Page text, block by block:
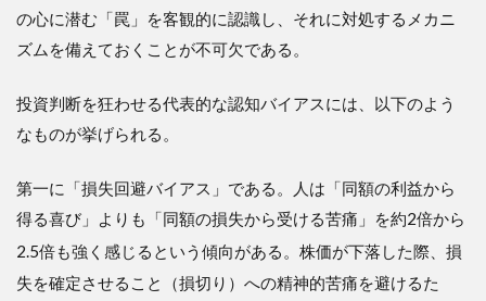
の心に潜む「罠」を客観的に認識し、それに対処するメカニ
ズムを備えておくことが不可欠である。
投資判断を狂わせる代表的な認知バイアスには、以下のよう
なものが挙げられる。
第一に「損失回避バイアス」である。人は「同額の利益から
得る喜び」よりも「同額の損失から受ける苦痛」を約2倍から
2.5倍も強く感じるという傾向がある 。株価が下落した際、損
失を確定させること（損切り）への精神的苦痛を避けるた